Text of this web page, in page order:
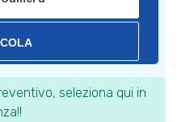
seleziona qui in